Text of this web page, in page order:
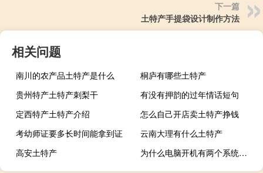
下一篇
土特产手提袋设计制作方法
相关问题
南川的农产品土特产是什么
桐庐有哪些土特产
贵州特产土特产刺梨干
有没有押韵的过年情话短句
定西特产土特产介绍
怎么自己开店卖土特产挣钱
考幼师证要多长时间能拿到证
云南大理有什么土特产
高安土特产
为什么电脑开机有两个系统选项